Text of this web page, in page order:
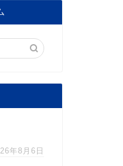
年8月6日